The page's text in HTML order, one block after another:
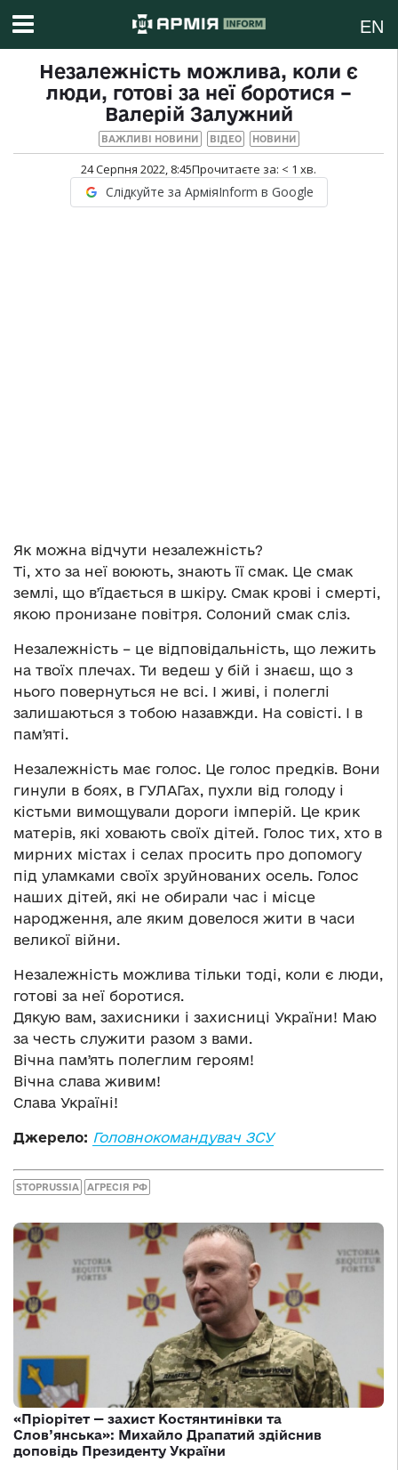
EN
Незалежність можлива, коли є
люди, готові за неї боротися –
Валерій Залужний
ВАЖЛИВІ НОВИНИ ВІДЕО НОВИНИ
24 Серпня 2022, 8:45Прочитаєте за: < 1 хв.
Слідкуйте за АрміяInform в Google
Як можна відчути незалежність?
Ті, хто за неї воюють, знають її смак. Це смак
землі, що вʼїдається в шкіру. Смак крові і смерті,
якою пронизане повітря. Солоний смак сліз.
Незалежність – це відповідальність, що лежить
на твоїх плечах. Ти ведеш у бій і знаєш, що з
нього повернуться не всі. І живі, і полеглі
залишаються з тобою назавжди. На совісті. І в
памʼяті.
Незалежність має голос. Це голос предків. Вони
гинули в боях, в ГУЛАГах, пухли від голоду і
кістьми вимощували дороги імперій. Це крик
матерів, які ховають своїх дітей. Голос тих, хто в
мирних містах і селах просить про допомогу
під уламками своїх зруйнованих осель. Голос
наших дітей, які не обирали час і місце
народження, але яким довелося жити в часи
великої війни.
Незалежність можлива тільки тоді, коли є люди,
готові за неї боротися.
Дякую вам, захисники і захисниці України! Маю
за честь служити разом з вами.
Вічна памʼять полеглим героям!
Вічна слава живим!
Слава Україні!
Джерело: Головнокомандувач ЗСУ
STOPRUSSIA АГРЕСІЯ РФ
«Пріорітет — захист Костянтинівки та
Слов’янська»: Михайло Драпатий здійснив
доповідь Президенту України